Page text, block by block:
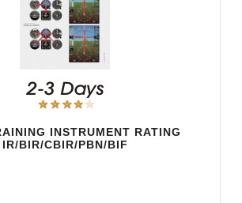
INSTRUMENT RATING
IR/BIR/CBIR/PBN/BIF